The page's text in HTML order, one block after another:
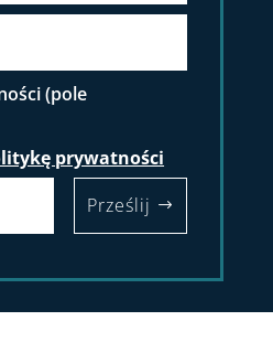
(pole
prywatności
Prześlij